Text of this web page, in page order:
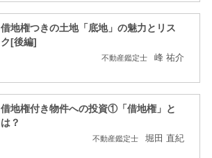
借地権つきの土地「底地」の魅力とリス
ク[後編]
不動産鑑定士 峰 祐介
借地権付き物件への投資①「借地権」と
は？
不動産鑑定士 堀田 直紀